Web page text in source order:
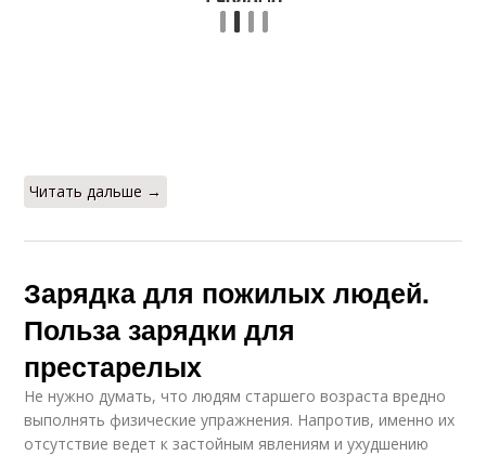
Читать дальше →
Зарядка для пожилых людей.
Польза зарядки для
престарелых
Не нужно думать, что людям старшего возраста вредно
выполнять физические упражнения. Напротив, именно их
отсутствие ведет к застойным явлениям и ухудшению